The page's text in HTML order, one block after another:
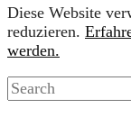
Diese Website
reduzieren.
werden.